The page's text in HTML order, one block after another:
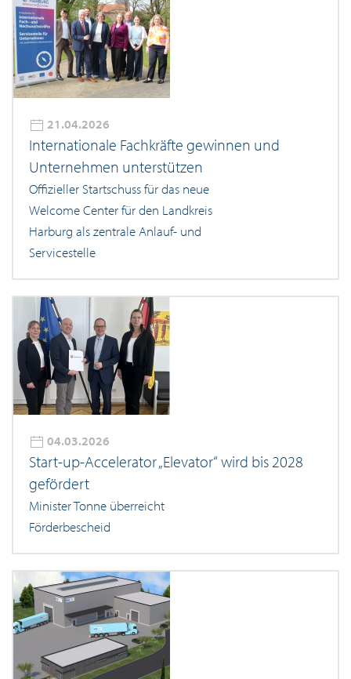
21.04.2026
Internationale Fachkräfte gewinnen und
Unternehmen unterstützen
Offizieller Startschuss für das neue
Welcome Center für den Landkreis
Harburg als zentrale Anlauf- und
Servicestelle
04.03.2026
Start-up-Accelerator „Elevator“ wird bis 2028
gefördert
Minister Tonne überreicht
Förderbescheid